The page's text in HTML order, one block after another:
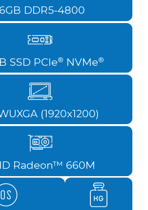
DDR5-4800
SSD PCIe® NVMe®
(1920x1200)
Radeon™ 660M